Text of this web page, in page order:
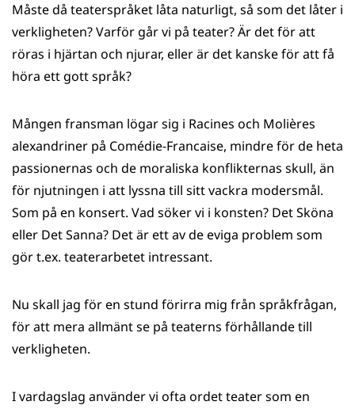
Måste då teaterspråket låta naturligt, så som det låter i
verkligheten? Varför går vi på teater? Är det för att
röras i hjärtan och njurar, eller är det kanske för att få
höra ett gott språk?
Mången fransman lögar sig i Racines och Molières
alexandriner på Comédie-Francaise, mindre för de heta
passionernas och de moraliska konflikternas skull, än
för njutningen i att lyssna till sitt vackra modersmål.
Som på en konsert. Vad söker vi i konsten? Det Sköna
eller Det Sanna? Det är ett av de eviga problem som
gör t.ex. teaterarbetet intressant.
Nu skall jag för en stund förirra mig från språkfrågan,
för att mera allmänt se på teaterns förhållande till
verkligheten.
I vardagslag använder vi ofta ordet teater som en